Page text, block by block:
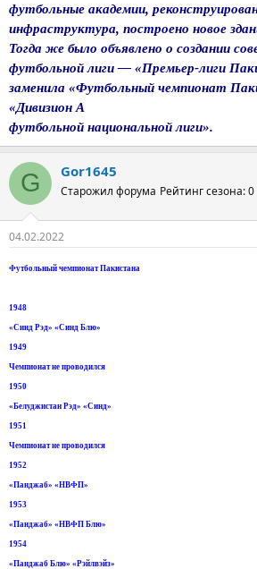
футбольные академии,
инфраструктура, построено новое
Тогда же было объявлено о создании
футбольной лиги — «Премьер-лиги
заменила «Футбольный чемпионат
«Дивизион А
футбольной национальной лиги».
G Gor1645
Старожил форума Рейтинг сезона: 0
04.02.2022
Футбольный чемпионат Пакистана
1948
«Синд Рэд» «Синд Блю»
1949
Чемпионат не проводился
1950
«Белуджистан Рэд» «Синд»
1951
Чемпионат не проводился
1952
«Панджаб» «НВФП»
1953
«Панджаб» «НВФП Блю»
1954
«Панджаб Блю» «Рэйлвэйз»